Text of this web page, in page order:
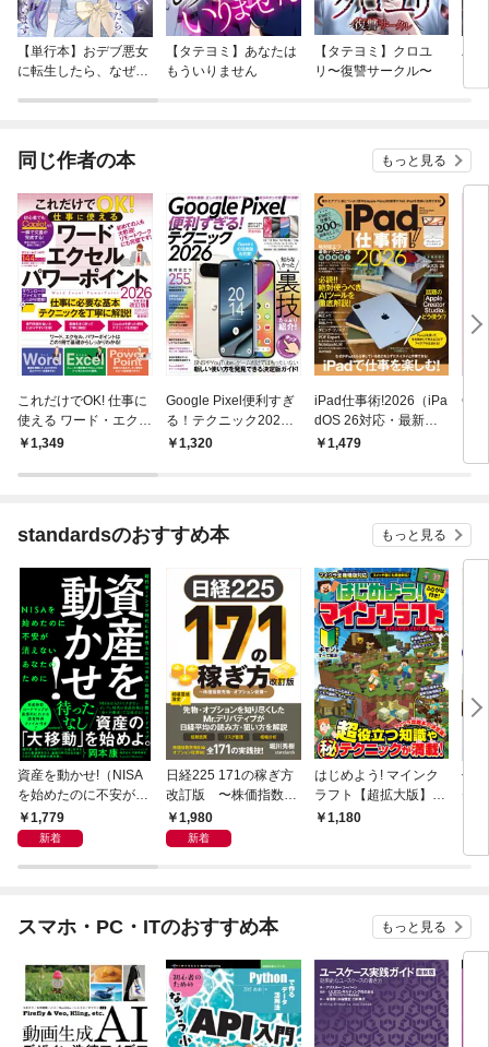
【単行本】おデブ悪女
に転生したら、なぜか
【タテヨミ】あなたは
もういりません
【タテヨミ】クロユ
リ〜復讐サークル〜
バ
今
同じ作者の本 もっと見る
これだけでOK! 仕事に
使える ワード・エクセ
ル・パワーポイント 2
版（144ページの大ボ
り！）
1,349
Google Pixel便利すぎ
る！テクニック2026
（知らなかった使い方
1,320
iPad仕事術!2026（iPa
dOS 26対応・最新
版！）
1,479
に
standardsのおすすめ本 もっと見る
資産を動かせ!（NISA
を始めたのに不安が消
えないあなたのために
——超円安・インフレ
「お金」の質的変換ロ
1,779
新着
日経225 171の稼ぎ方
改訂版 〜株価指数先
物・オプション投資〜
(日経平均株価で取
1,980
新着
はじめよう! マインク
ラフト【超拡大版】〜
マイクラ攻略本の決定
1,180
仕
ゼ
料
数
スマホ・PC・ITのおすすめ本 もっと見る